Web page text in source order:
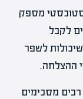
סטוכסטי מספק
לקבל
לשפר
ההצלחה.
מסכימים